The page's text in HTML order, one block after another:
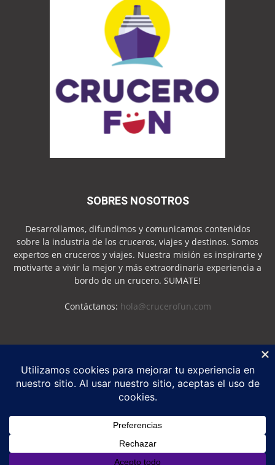
SOBRES NOSOTROS
Desarrollamos, difundimos y comunicamos contenidos
sobre la industria de los cruceros, viajes y destinos. Somos
expertos en cruceros y viajes. Nuestra misión es inspirarte y
motivarte a vivir la mejor y más extraordinaria experiencia a
bordo de un crucero. SUMATE!
Contáctanos: hola@crucerofun.com
2026 - Marca Registrada - Todos los derechos reservados